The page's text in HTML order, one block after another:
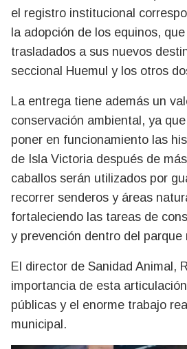
el registro institucional
la adopción de los equinos,
trasladados a sus nuevos
seccional Huemul y los otros
La entrega tiene además un
conservación ambiental, ya
poner en funcionamiento las
de Isla Victoria después de
caballos serán utilizados por
recorrer senderos y áreas
fortaleciendo las tareas de
y prevención dentro del parque
El director de Sanidad Animal,
importancia de esta
públicas y el enorme trabajo
municipal.